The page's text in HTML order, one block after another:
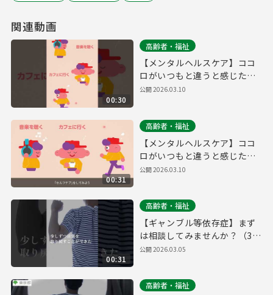
関連動画
00:30
高齢者・福祉
【メンタルヘルスケア】ココ
ロがいつもと違うと感じた
ら、専門家に相談してみませ
公開2026.03.10
00:31
高齢者・福祉
【メンタルヘルスケア】ココ
ロがいつもと違うと感じた
ら、専門家に相談してみませ
公開2026.03.10
00:31
高齢者・福祉
【ギャンブル等依存症】まず
は相談してみませんか？（30
秒・縦動画ver.）
公開2026.03.05
高齢者・福祉